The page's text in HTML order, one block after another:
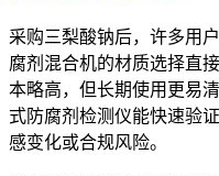
采购三梨酸钠后，许多用
腐剂混合机的材质选择直
本略高，但长期使用更易
式防腐剂检测仪能快速验
感变化或合规风险。